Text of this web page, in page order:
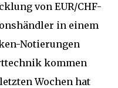
von EUR/CHF-
in einem
Notierungen
kommen
Wochen hat